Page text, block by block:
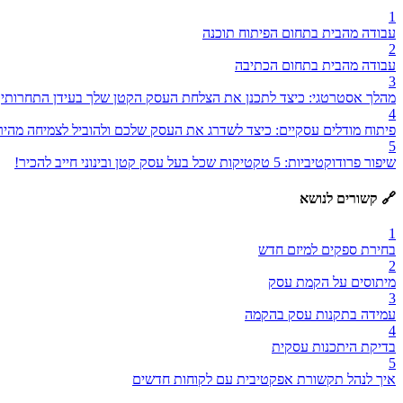
1
עבודה מהבית בתחום הפיתוח תוכנה
2
עבודה מהבית בתחום הכתיבה
3
מהלך אסטרטגי: כיצד לתכנן את הצלחת העסק הקטן שלך בעידן התחרותי
4
פיתוח מודלים עסקיים: כיצד לשדרג את העסק שלכם ולהוביל לצמיחה
5
שיפור פרודוקטיביות: 5 טקטיקות שכל בעל עסק קטן ובינוני חייב להכיר!
🔗 קשורים לנושא
1
בחירת ספקים למיזם חדש
2
מיתוסים על הקמת עסק
3
עמידה בתקנות עסק בהקמה
4
בדיקת היתכנות עסקית
5
איך לנהל תקשורת אפקטיבית עם לקוחות חדשים